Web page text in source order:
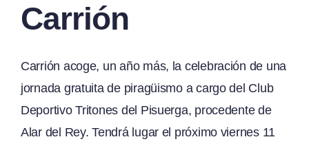
Carrión
Carrión acoge, un año más, la celebración de una
jornada gratuita de piragüismo a cargo del Club
Deportivo Tritones del Pisuerga, procedente de
Alar del Rey. Tendrá lugar el próximo viernes 11